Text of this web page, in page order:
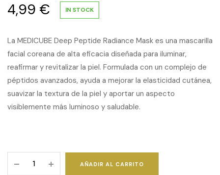
4,99 € IN STOCK
La MEDICUBE Deep Peptide Radiance Mask es una mascarilla
facial coreana de alta eficacia diseñada para iluminar,
reafirmar y revitalizar la piel. Formulada con un complejo de
péptidos avanzados, ayuda a mejorar la elasticidad cutánea,
suavizar la textura de la piel y aportar un aspecto
visiblemente más luminoso y saludable.
Peptide
AÑADIR AL CARRITO